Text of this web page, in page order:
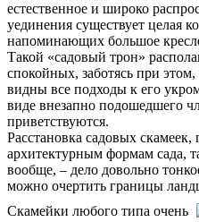
естественное и широко
уединения существует целая
напоминающих большое
Такой «садовый трон»
спокойных, заботясь при
видны все подходы к его
виде внезапно подошедшего
приветствуются.
Расстановка садовых
архитектурным формам сада,
вообще, – дело довольно
можно очертить границы
Скамейки любого типа очень